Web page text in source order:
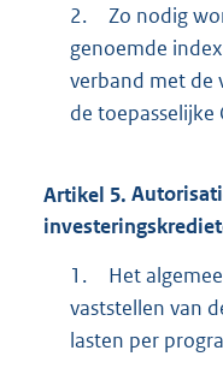
2.
Zo nodig
genoemde
verband met de
de toepasselijke
Artikel 5.
1.
Het
vaststellen van
lasten per